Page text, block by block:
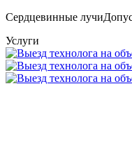
Сердцевинные лучи
Услуги